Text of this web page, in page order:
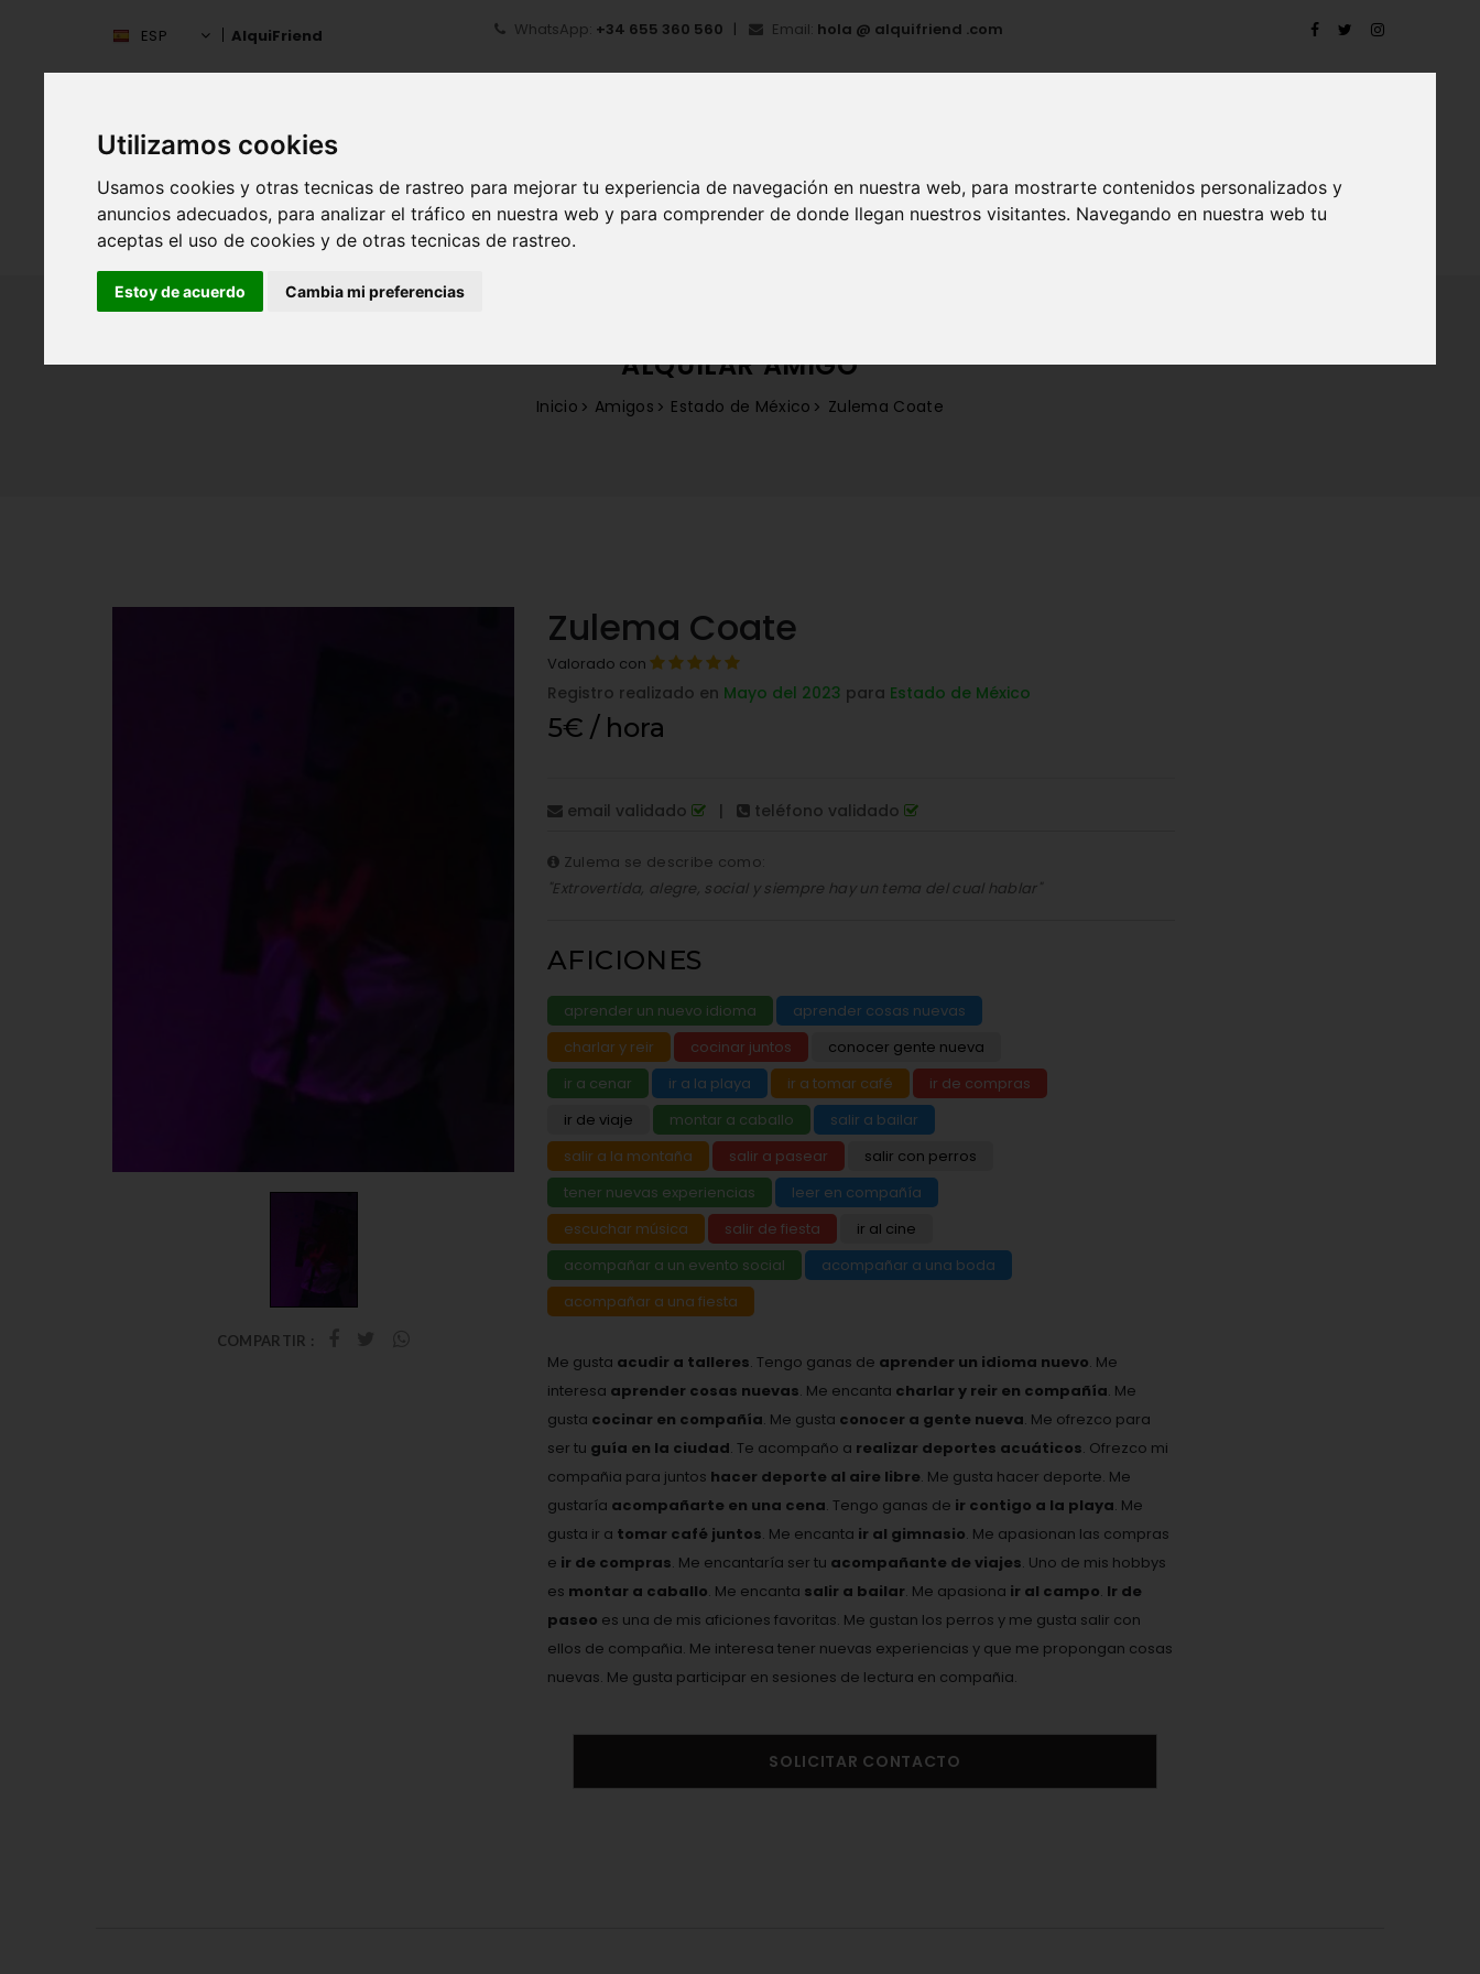
Utilizamos cookies
Usamos cookies y otras tecnicas de rastreo para mejorar tu experiencia de navegación en nuestra web, para mostrarte contenidos personalizados y
anuncios adecuados, para analizar el tráfico en nuestra web y para comprender de donde llegan nuestros visitantes. Navegando en nuestra web tu
aceptas el uso de cookies y de otras tecnicas de rastreo.
Estoy de acuerdo Cambia mi preferencias
ESP AlquiFriend WhatsApp: +34 655 360 560 Email: hola @ alquifriend .com
ESPAÑA INICIO ¿QUÉ ES ALQUIFRIEND?
ALQUILAR AMIGO
Inicio Amigos Estado de México Zulema Coate
COMPARTIR :
Zulema Coate
Valorado con
Registro realizado en Mayo del 2023 para Estado de México
5€ / hora
email validado | teléfono validado
Zulema se describe como:
"Extrovertida, alegre, social y siempre hay un tema del cual hablar"
AFICIONES
aprender un nuevo idioma
aprender cosas nuevas
charlar y reir
cocinar juntos
conocer gente nueva
ir a cenar
ir a la playa ir a tomar café
ir de compras
ir de viaje
montar a caballo
salir a bailar
salir a la montaña
salir a pasear
salir con perros
tener nuevas experiencias
leer en compañía
escuchar música
salir de fiesta
ir al cine
acompañar a un evento social
acompañar a una boda
acompañar a una fiesta
Me gusta acudir a talleres. Tengo ganas de aprender un idioma nuevo. Me
interesa aprender cosas nuevas. Me encanta charlar y reir en compañía. Me
gusta cocinar en compañía. Me gusta conocer a gente nueva. Me ofrezco para
ser tu guía en la ciudad. Te acompaño a realizar deportes acuáticos. Ofrezco mi
compañia para juntos hacer deporte al aire libre. Me gusta hacer deporte. Me
gustaría acompañarte en una cena. Tengo ganas de ir contigo a la playa. Me
gusta ir a tomar café juntos. Me encanta ir al gimnasio. Me apasionan las compras
e ir de compras. Me encantaría ser tu acompañante de viajes. Uno de mis hobbys
es montar a caballo. Me encanta salir a bailar. Me apasiona ir al campo. Ir de
paseo es una de mis aficiones favoritas. Me gustan los perros y me gusta salir con
ellos de compañia. Me interesa tener nuevas experiencias y que me propongan cosas
nuevas. Me gusta participar en sesiones de lectura en compañia.
SOLICITAR CONTACTO